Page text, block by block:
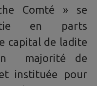
Comté » se
en parts
capital de ladite
majorité de
instituée pour